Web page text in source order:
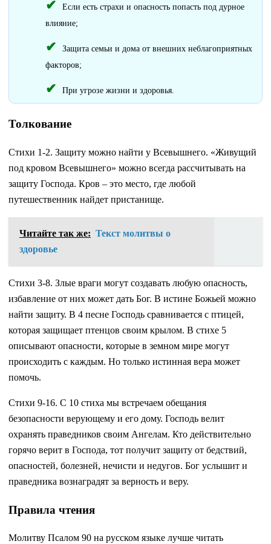
Если есть страхи и опасность попасть под дурное
влияние;
Защита семьи и дома от внешних неблагоприятных
факторов;
При угрозе жизни и здоровья.
Толкование
Стихи 1-2. Защиту можно найти у Всевышнего. «Живущий
под кровом Всевышнего» можно всегда рассчитывать на
защиту Господа. Кров – это место, где любой
путешественник найдет пристанище.
Читайте так же: Текст молитвы о
здоровье
Стихи 3-8. Злые враги могут создавать любую опасность,
избавление от них может дать Бог. В истине Божьей можно
найти защиту. В 4 песне Господь сравнивается с птицей,
которая защищает птенцов своим крылом. В стихе 5
описывают опасности, которые в земном мире могут
происходить с каждым. Но только истинная вера может
помочь.
Стихи 9-16. С 10 стиха мы встречаем обещания
безопасности верующему и его дому. Господь велит
охранять праведников своим Ангелам. Кто действительно
горячо верит в Господа, тот получит защиту от бедствий,
опасностей, болезней, нечисти и недугов. Бог услышит и
праведника вознаградят за верность и веру.
Правила чтения
Молитву Псалом 90 на русском языке лучше читать